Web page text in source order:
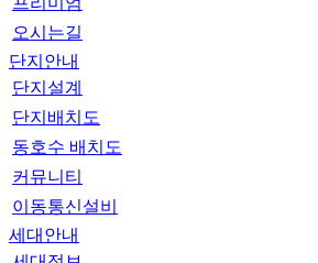
오시는길
단지안내
단지설계
단지배치도
동호수 배치도
커뮤니티
이동통신설비
세대안내